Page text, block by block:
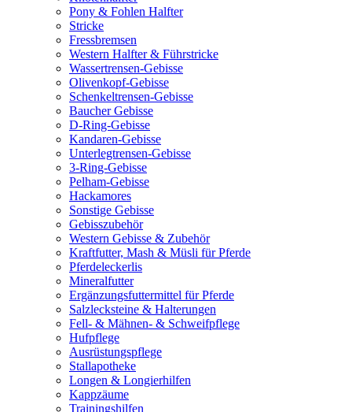
Pony & Fohlen Halfter
Stricke
Fressbremsen
Western Halfter & Führstricke
Wassertrensen-Gebisse
Olivenkopf-Gebisse
Schenkeltrensen-Gebisse
Baucher Gebisse
D-Ring-Gebisse
Kandaren-Gebisse
Unterlegtrensen-Gebisse
3-Ring-Gebisse
Pelham-Gebisse
Hackamores
Sonstige Gebisse
Gebisszubehör
Western Gebisse & Zubehör
Kraftfutter, Mash & Müsli für Pferde
Pferdeleckerlis
Mineralfutter
Ergänzungsfuttermittel für Pferde
Salzlecksteine & Halterungen
Fell- & Mähnen- & Schweifpflege
Hufpflege
Ausrüstungspflege
Stallapotheke
Longen & Longierhilfen
Kappzäume
Trainingshilfen